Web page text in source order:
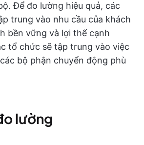
Để đo lường hiệu quả, các
trung vào nhu cầu của khách
bền vững và lợi thế cạnh
tổ chức sẽ tập trung vào việc
bộ phận chuyển động phù
lường